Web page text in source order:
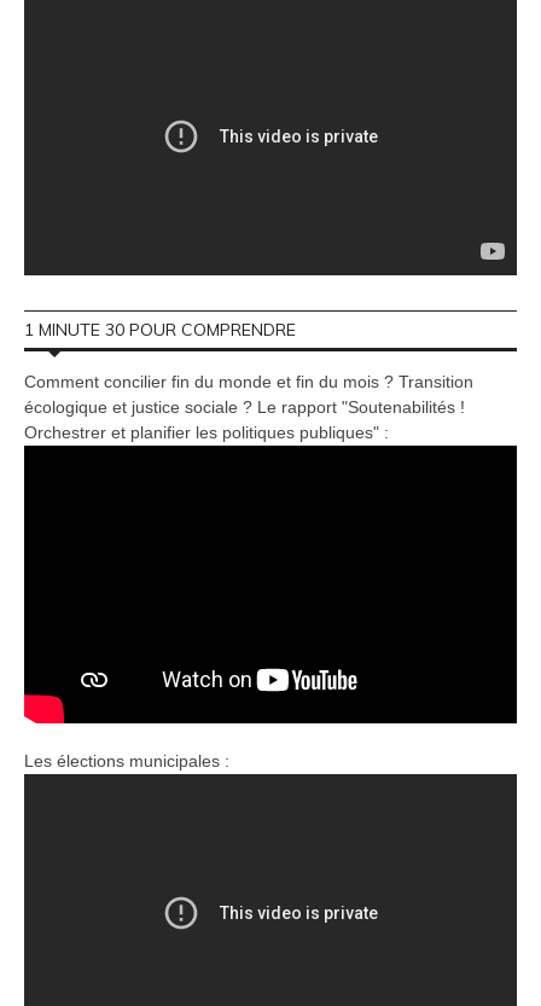
1 MINUTE 30 POUR COMPRENDRE
Comment concilier fin du monde et fin du mois ? Transition
écologique et justice sociale ? Le rapport "Soutenabilités !
Orchestrer et planifier les politiques publiques" :
Les élections municipales :